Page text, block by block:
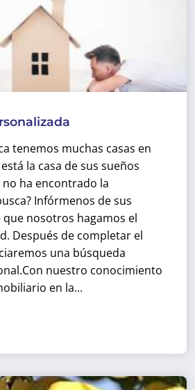
tenemos muchas casas en
la casa de sus sueños
no ha encontrado la
Infórmenos de sus
nosotros hagamos el
Después de completar el
una búsqueda
Con nuestro conocimiento
en la...